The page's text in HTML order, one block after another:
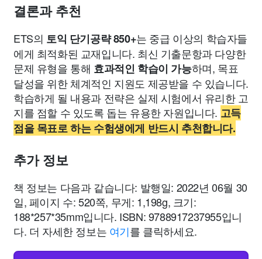
결론과 추천
ETS의 토익 단기공략 850+는 중급 이상의 학습자들
에게 최적화된 교재입니다. 최신 기출문항과 다양한
문제 유형을 통해 효과적인 학습이 가능하며, 목표
달성을 위한 체계적인 지원도 제공받을 수 있습니다.
학습하게 될 내용과 전략은 실제 시험에서 유리한 고
지를 점할 수 있도록 돕는 유용한 자원입니다. 고득
점을 목표로 하는 수험생에게 반드시 추천합니다.
추가 정보
책 정보는 다음과 같습니다: 발행일: 2022년 06월 30
일, 페이지 수: 520쪽, 무게: 1,198g, 크기:
188*257*35mm입니다. ISBN: 9788917237955입니
다. 더 자세한 정보는 여기를 클릭하세요.